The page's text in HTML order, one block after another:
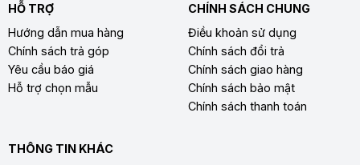
HỖ TRỢ
Hướng dẫn mua hàng
Chính sách trả góp
Yêu cầu báo giá
Hỗ trợ chọn mẫu
CHÍNH SÁCH CHUNG
Điều khoản sử dụng
Chính sách đổi trả
Chính sách giao hàng
Chính sách bảo mật
Chính sách thanh toán
THÔNG TIN KHÁC